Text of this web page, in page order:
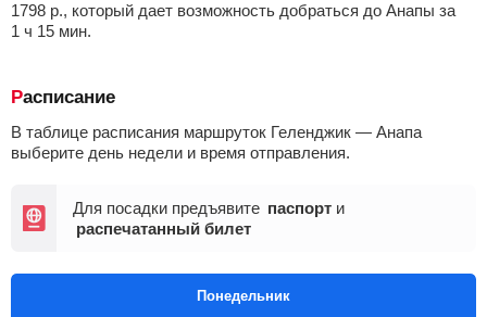
1798 р., который дает возможность добраться до Анапы за
1 ч 15 мин.
Расписание
В таблице расписания маршруток Геленджик — Анапа
выберите день недели и время отправления.
Для посадки предъявите паспорт и
распечатанный билет
Понедельник